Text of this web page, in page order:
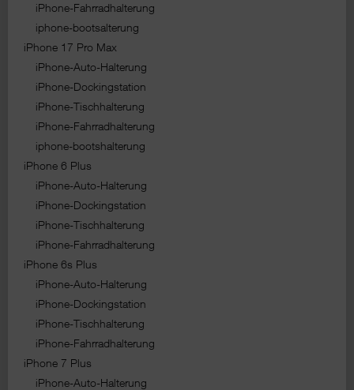
iPhone-Fahrradhalterung
iphone-bootsalterung
iPhone 17 Pro Max
iPhone-Auto-Halterung
iPhone-Dockingstation
iPhone-Tischhalterung
iPhone-Fahrradhalterung
iphone-bootshalterung
iPhone 6 Plus
iPhone-Auto-Halterung
iPhone-Dockingstation
iPhone-Tischhalterung
iPhone-Fahrradhalterung
iPhone 6s Plus
iPhone-Auto-Halterung
iPhone-Dockingstation
iPhone-Tischhalterung
iPhone-Fahrradhalterung
iPhone 7 Plus
iPhone-Auto-Halterung